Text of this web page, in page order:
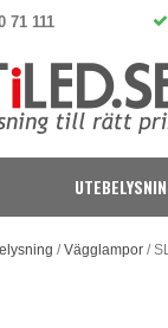
71 111
/Vägglampor /